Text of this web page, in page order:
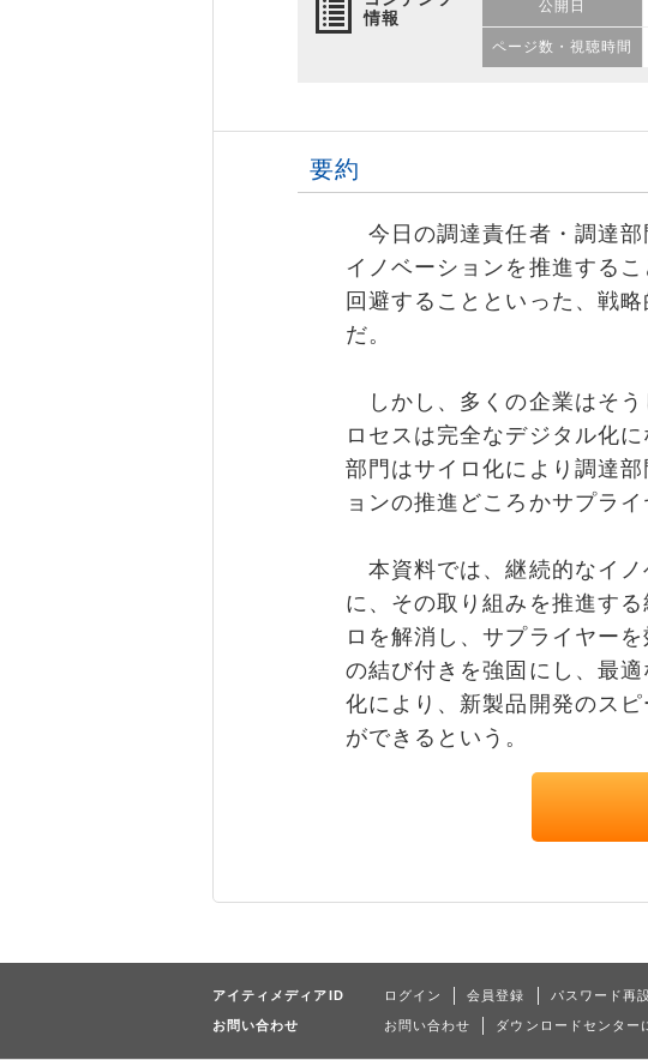
情報
公開日
ページ数・視聴時間
要約
今日の調達責任者・調達部
イノベーションを推進する
回避することといった、戦
だ。
しかし、多くの企業はそう
ロセスは完全なデジタル化
部門はサイロ化により調達
ョンの推進どころかサプラ
本資料では、継続的なイノ
に、その取り組みを推進す
ロを解消し、サプライヤー
の結び付きを強固にし、最
化により、新製品開発のス
ができるという。
アイティメディアID ログイン 会員登録 パスワード再
お問い合わせ お問い合わせ ダウンロードセンター